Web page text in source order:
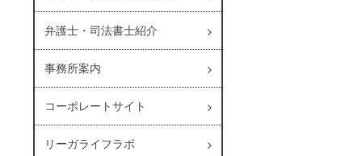
弁護士・司法書士紹介
事務所案内
コーポレートサイト
リーガライフラボ